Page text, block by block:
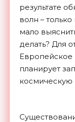
результате
волн –
мало
делать? Для
Европейское
планирует
космическую